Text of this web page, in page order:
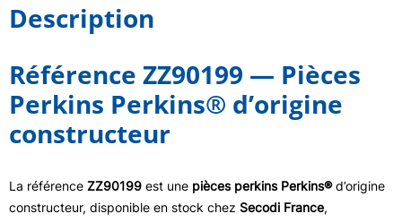
Description
Référence ZZ90199 — Pièces
Perkins Perkins® d’origine
constructeur
La référence ZZ90199 est une pièces perkins Perkins®d’origine
constructeur, disponible en stock chez Secodi France,